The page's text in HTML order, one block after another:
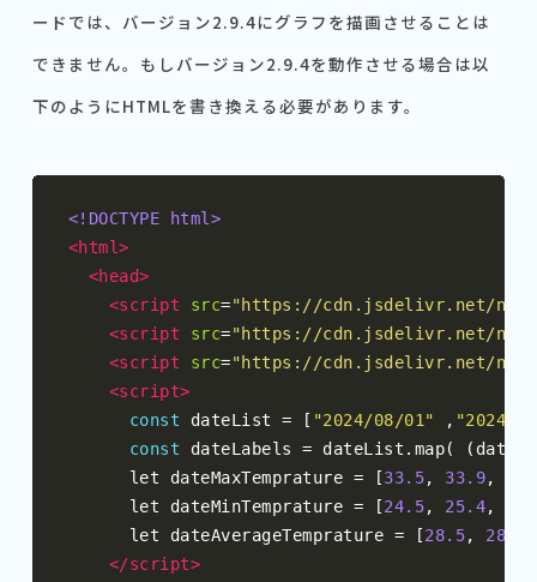
ードでは、バージョン2.9.4にグラフを描画させることは
できません。もしバージョン2.9.4を動作させる場合は以
下のようにHTMLを書き換える必要があります。
<!DOCTYPE html>
<html>
<head>
<script
src="https://cdn.jsdelivr.net/
<script
src="https://cdn.jsdelivr.net/
<script
src="https://cdn.jsdelivr.net/npm/
<script>
const dateList = [ "2024/08/01" , "2024/
const dateLabels = dateList . map( ( date
      let dateMaxTemprature
= [33.5, 33.9,
      let dateMinTemprature
= [24.5, 25.4,
      let dateAverageTemprature
= [28.5, 28.7
</script>